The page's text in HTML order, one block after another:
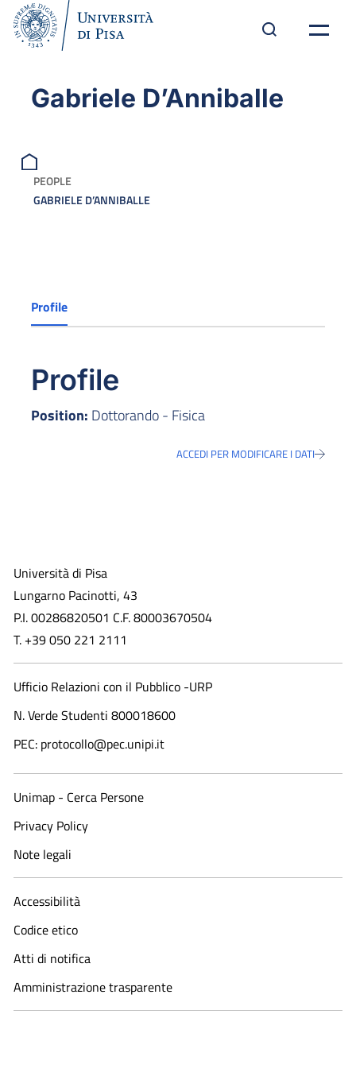
Gabriele D’Anniballe
PEOPLE
GABRIELE D’ANNIBALLE
Profile
Profile
Position: Dottorando - Fisica
ACCEDI PER MODIFICARE I DATI
Università di Pisa
Lungarno Pacinotti, 43
P.I. 00286820501 C.F. 80003670504
T. +39 050 221 2111
Ufficio Relazioni con il Pubblico -URP
N. Verde Studenti 800018600​
PEC: protocollo@pec.unipi.it
Unimap - Cerca Persone
Privacy Policy
Note legali
Accessibilità
Codice etico
Atti di notifica
Amministrazione trasparente